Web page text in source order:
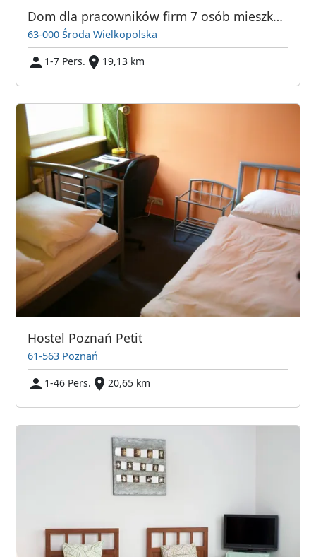
Dom dla pracowników firm 7 osób mieszkanie
63-000 Środa Wielkopolska
1-7 Pers.
19,13 km
Hostel Poznań Petit
61-563 Poznań
1-46 Pers.
20,65 km